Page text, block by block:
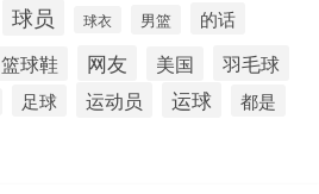
球员 球衣 男篮 的话
篮球鞋 网友 美国 羽毛球
足球 运动员 运球 都是